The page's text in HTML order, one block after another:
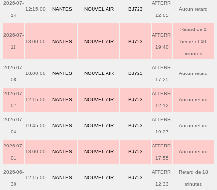
2026-07-
14
12:15:00 NANTES NOUVEL AIR BJ723
ATTERRI
12:05
Aucun retard
2026-07-
11
18:00:00 NANTES NOUVEL AIR BJ723
ATTERRI
19:40
Retard de 1
heure et 40
minutes
2026-07-
08
18:00:00 NANTES NOUVEL AIR BJ723
ATTERRI
17:25
Aucun retard
2026-07-
07
12:15:00 NANTES NOUVEL AIR BJ723
ATTERRI
12:12
Aucun retard
2026-07-
04
19:45:00 NANTES NOUVEL AIR BJ723
ATTERRI
19:37
Aucun retard
2026-07-
01
18:00:00 NANTES NOUVEL AIR BJ723
ATTERRI
17:55
Aucun retard
2026-06-
30
12:15:00 NANTES NOUVEL AIR BJ723
ATTERRI
12:33
Retard de 18
minutes